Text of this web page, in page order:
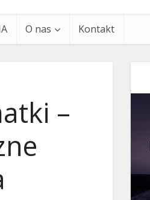
O nas Kontakt
–
i Ty – 27 grudnia